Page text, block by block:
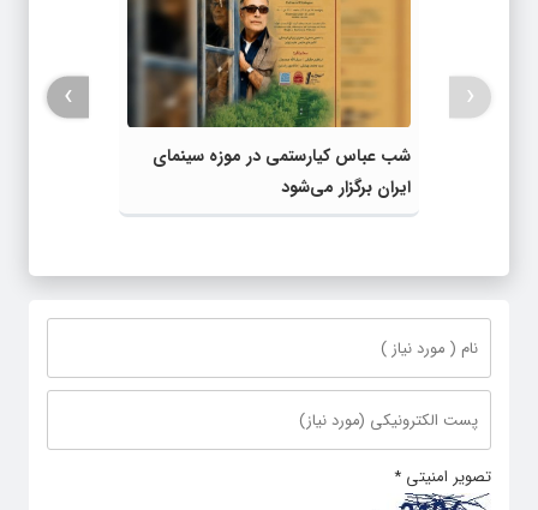
شب عباس کیارستمی در موزه سینمای
ایران برگزار می‌شود
‹
›
تصویر امنیتی *